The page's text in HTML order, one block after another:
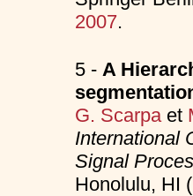
2007.
5 - A
G. Scarpaet
International
Signal
Honolulu, HI